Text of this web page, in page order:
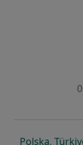
Polskase
,